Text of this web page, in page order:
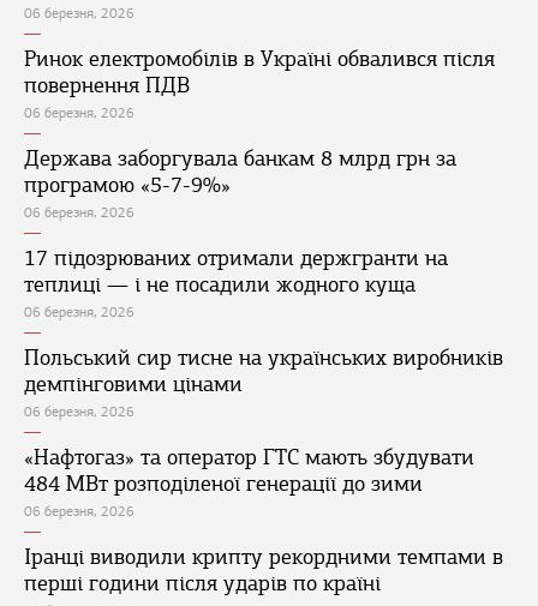
06 березня, 2026
Ринок електромобілів в Україні обвалився після
повернення ПДВ
06 березня, 2026
Держава заборгувала банкам 8 млрд грн за
програмою «5-7-9%»
06 березня, 2026
17 підозрюваних отримали держгранти на
теплиці — і не посадили жодного куща
06 березня, 2026
Польський сир тисне на українських виробників
демпінговими цінами
06 березня, 2026
«Нафтогаз» та оператор ГТС мають збудувати
484 МВт розподіленої генерації до зими
06 березня, 2026
Іранці виводили крипту рекордними темпами в
перші години після ударів по країні